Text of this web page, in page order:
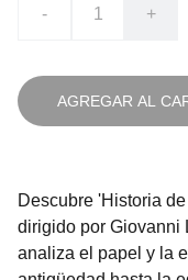
- +
AGREGAR AL
Descubre 'Historia
dirigido por Giovanni
analiza el papel y la